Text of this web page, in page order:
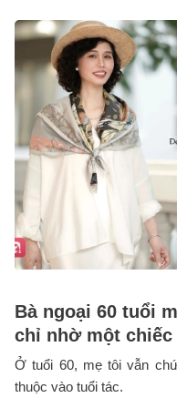
Bà ngoại 60 tuổi
chỉ nhờ một chiếc
Ở tuổi 60, mẹ tôi vẫn
thuộc vào tuổi tác.